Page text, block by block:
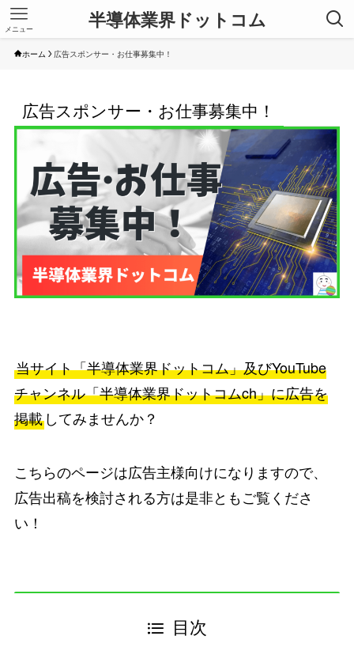
半導体業界ドットコム
メニュー
ホーム 広告スポンサー・お仕事募集中！
広告スポンサー・お仕事募集中！
当サイト「半導体業界ドットコム」及びYouTube
チャンネル「半導体業界ドットコムch」に広告を
掲載してみませんか？
こちらのページは広告主様向けになりますので、
広告出稿を検討される方は是非ともご覧くださ
い！
目次